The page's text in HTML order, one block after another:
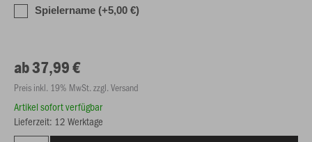
Spielername (+5,00 €)
ab 37,99 €
Preis inkl. 19% MwSt. zzgl. Versand
Artikel sofort verfügbar
Lieferzeit: 12 Werktage